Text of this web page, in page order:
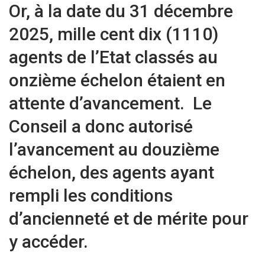
Or, à la date du 31 décembre
2025, mille cent dix (1110)
agents de l’Etat classés au
onzième échelon étaient en
attente d’avancement. Le
Conseil a donc autorisé
l’avancement au douzième
échelon, des agents ayant
rempli les conditions
d’ancienneté et de mérite pour
y accéder.